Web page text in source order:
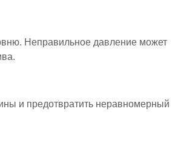
Неправильное давление может
и предотвратить неравномерный